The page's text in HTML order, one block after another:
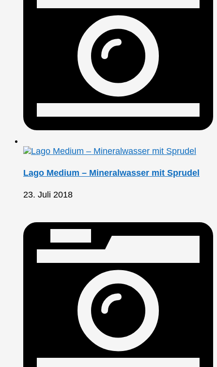
Lago Medium – Mineralwasser mit Sprudel
23. Juli 2018